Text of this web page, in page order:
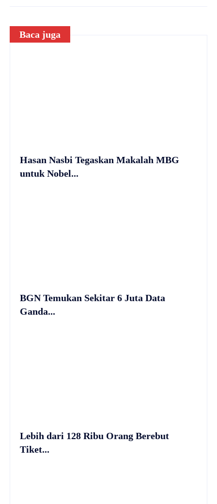
Baca juga
Hasan Nasbi Tegaskan Makalah MBG
untuk Nobel...
BGN Temukan Sekitar 6 Juta Data
Ganda...
Lebih dari 128 Ribu Orang Berebut
Tiket...